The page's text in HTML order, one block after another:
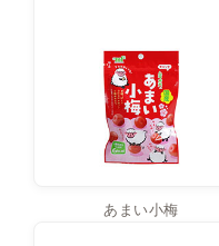
あまい小梅